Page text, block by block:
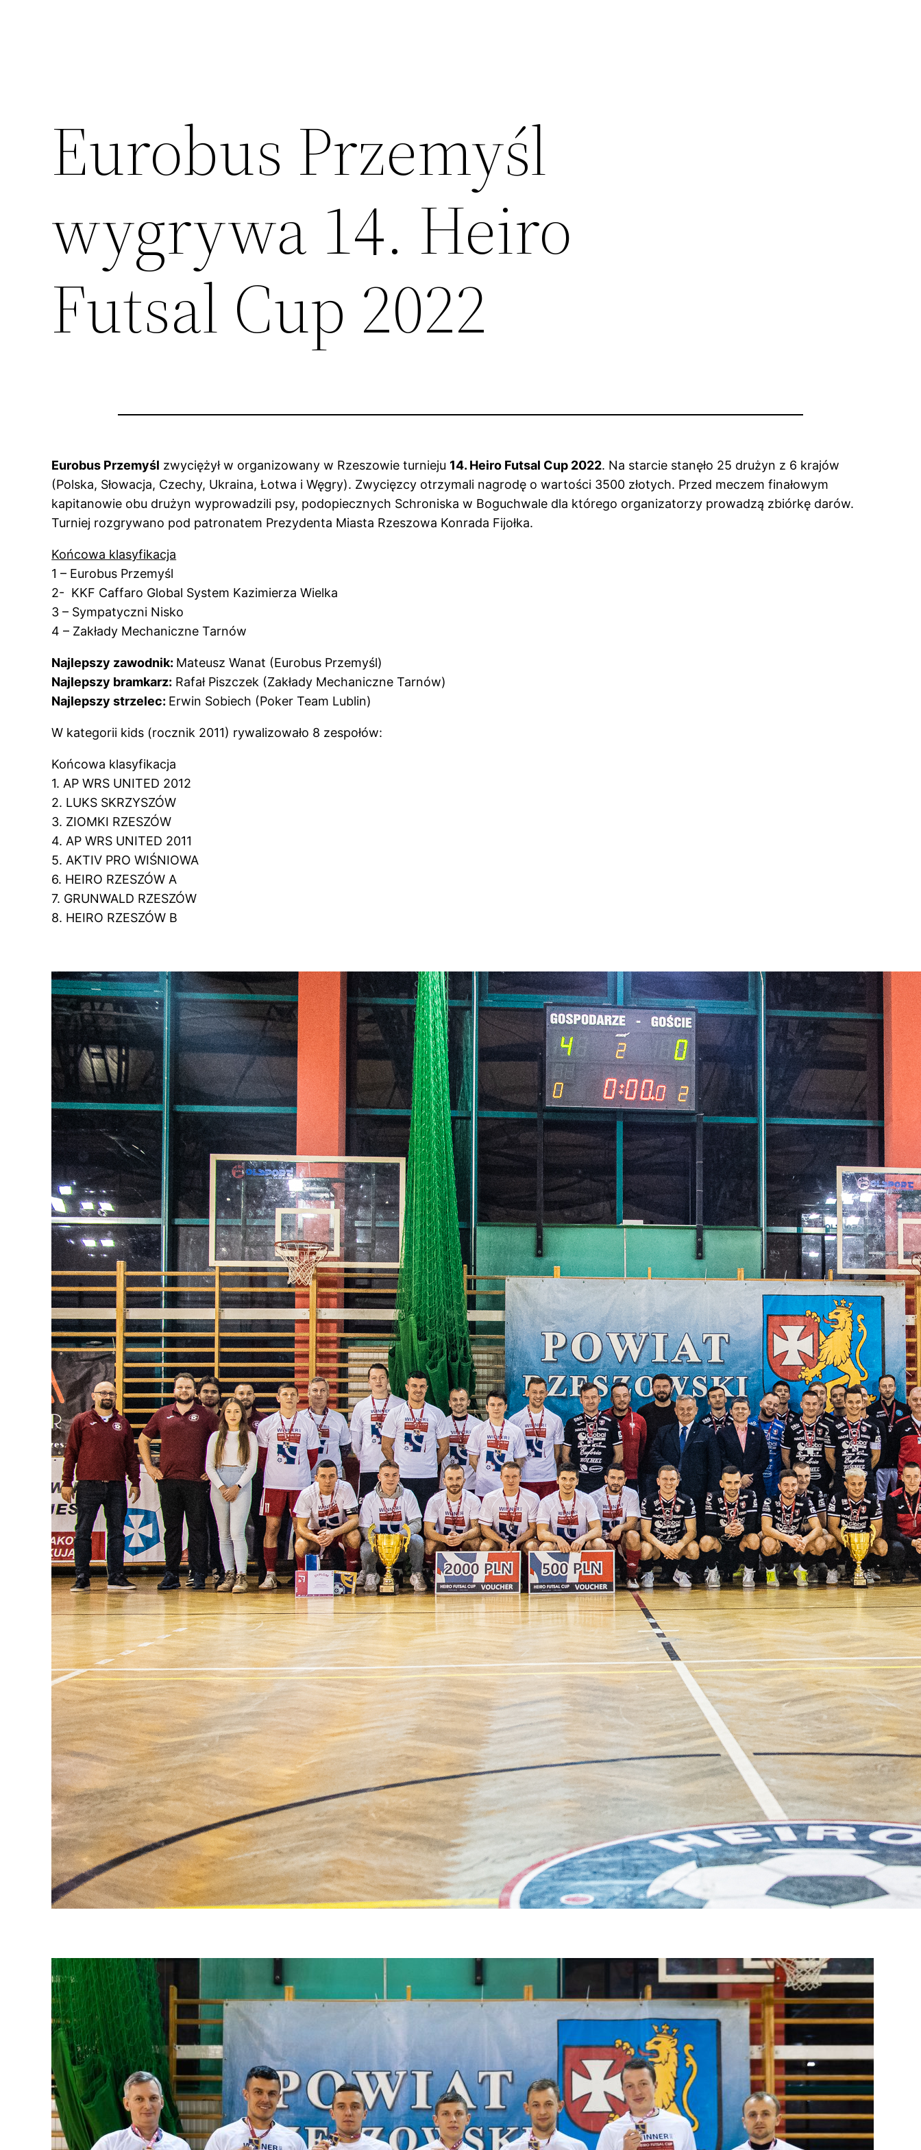
Eurobus Przemyśl
wygrywa 14. Heiro
Futsal Cup 2022
Eurobus Przemyśl zwyciężył w organizowany w Rzeszowie turnieju 14. Heiro Futsal Cup 2022. Na starcie stanęło 25 drużyn z 6 krajów
(Polska, Słowacja, Czechy, Ukraina, Łotwa i Węgry). Zwycięzcy otrzymali nagrodę o wartości 3500 złotych. Przed meczem finałowym
kapitanowie obu drużyn wyprowadzili psy, podopiecznych Schroniska w Boguchwale dla którego organizatorzy prowadzą zbiórkę darów.
Turniej rozgrywano pod patronatem Prezydenta Miasta Rzeszowa Konrada Fijołka.
Końcowa klasyfikacja
1 – Eurobus Przemyśl
2- KKF Caffaro Global System Kazimierza Wielka
3 – Sympatyczni Nisko
4 – Zakłady Mechaniczne Tarnów
Najlepszy zawodnik: Mateusz Wanat (Eurobus Przemyśl)
Najlepszy bramkarz: Rafał Piszczek (Zakłady Mechaniczne Tarnów)
Najlepszy strzelec: Erwin Sobiech (Poker Team Lublin)
W kategorii kids (rocznik 2011) rywalizowało 8 zespołów:
Końcowa klasyfikacja
1. AP WRS UNITED 2012
2. LUKS SKRZYSZÓW
3. ZIOMKI RZESZÓW
4. AP WRS UNITED 2011
5. AKTIV PRO WIŚNIOWA
6. HEIRO RZESZÓW A
7. GRUNWALD RZESZÓW
8. HEIRO RZESZÓW B